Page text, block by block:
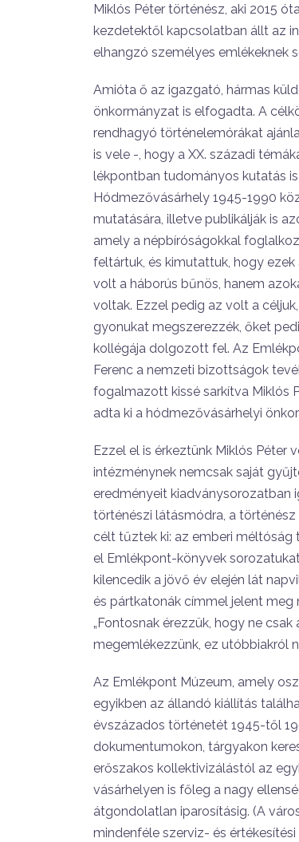
Miklós Péter történész, aki 2015
kezdetek­től kapcsolatban állt az
elhangzó személyes em­lékeknek
Amióta ő az igazgató, hármas
önkormány­zat is elfogadta. A
rendhagyó történe­lemórákat
is vele -, hogy a XX. száza­di
lékpontban tudományos kutatás
Hódmezővásárhely 1945-1990
mutatására, illetve publikálják is
amely a népbí­róságokkal
feltártuk, és kimutattuk, hogy
volt a háborús bűnös, hanem
voltak. Ezzel pedig az volt a
gyonukat megszerezzék, őket
kollégája dolgo­zott fel. Az
Ferenc a nemzeti bizottsá­gok
fogalmazott kissé sarkítva Miklós
adta ki a hódmezővásár­helyi
Ezzel el is érkeztünk Miklós Péter
intéz­ménynek nemcsak saját
eredményeit kiadványsorozatban
történészi látásmódra, a törté­nész
célt tűztek ki: az emberi
el Emlékpont-könyvek
kilencedik a jövő év elején lát
és pártkatonák címmel jelent
„Fontosnak érezzük, hogy ne
megemlékezzünk, ez utóbbiak­ról
Az Emlékpont Múzeum, amely
egyikben az állandó kiállítás
évszázados történetét 1945-től
dokumentumo­kon, tárgyakon
erőszakos kollektivizá­lástól az
vásárhelyen is főleg a nagy
átgondolatlan iparo­sításig. (A
mindenféle szerviz- és